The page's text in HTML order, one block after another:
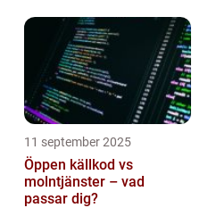
11 september 2025
Öppen källkod vs
molntjänster – vad
passar dig?